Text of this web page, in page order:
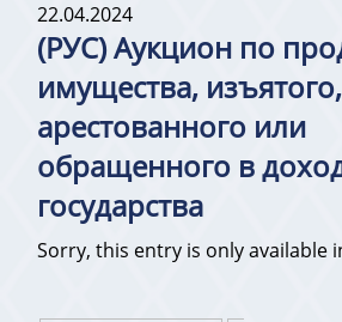
22.04.2024
(РУС) Аукцион по
имущества, изъятого,
арестованного или
обращенного в
государства
Sorry, this entry is only available